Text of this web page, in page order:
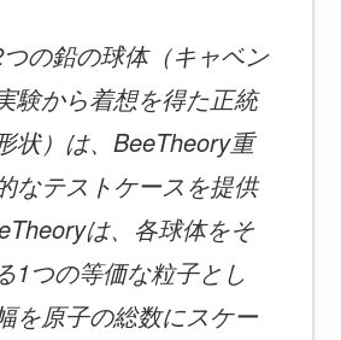
の鉛の球体（キャベン
験から着想を得た正統
状）は、BeeTheory重
なテストケースを提供
は、各球体をそ
1つの等価な粒子とし
を原子の総数にスケー